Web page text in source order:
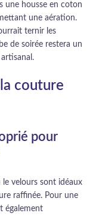
une housse en coton
une aération.
ternir les
de soirée restera un
couture
pour
le velours sont idéaux
raffinée. Pour une
également